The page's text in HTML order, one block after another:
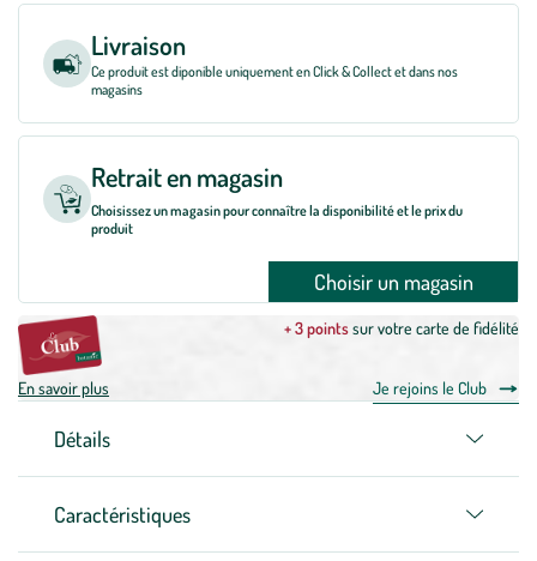
Livraison
Ce produit est diponible uniquement en Click & Collect et dans nos
magasins
Retrait en magasin
Choisissez un magasin pour connaître la disponibilité et le prix du
produit
Choisir un magasin
+ 3 pointssur votre carte de fidélité
En savoir plus Je rejoins le Club
Détails
Caractéristiques